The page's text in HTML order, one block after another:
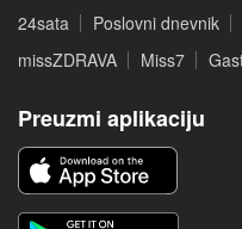
24sata Poslovni dnevnik
missZDRAVA
Miss7
Preuzmi aplikaciju